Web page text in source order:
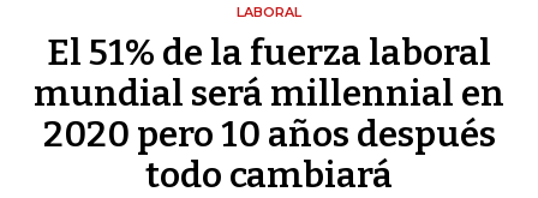
LABORAL
El 51% de la fuerza laboral
mundial será millennial en
2020 pero 10 años después
todo cambiará